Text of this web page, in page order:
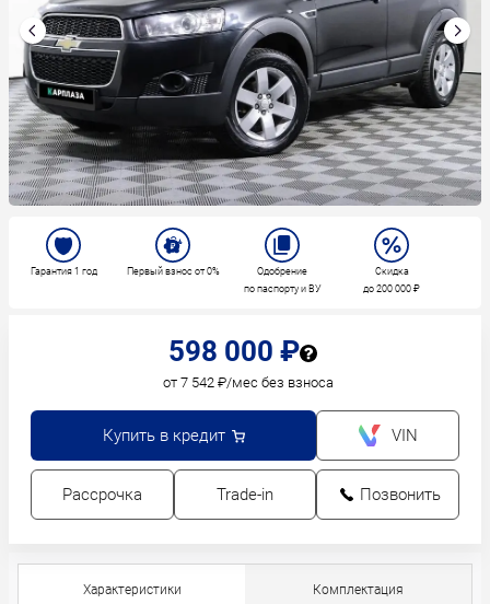
598 000 ₽
от 7 542 ₽/мес без взноса
Купить в кредит VIN
Рассрочка Trade-in Позвонить
Гарантия 1 год Первый взнос от 0%
Одобрение
по паспорту и ВУ
Скидка
до 200 000 ₽
Характеристики Комплектация